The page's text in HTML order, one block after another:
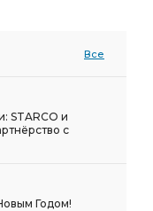
Все
STARCO и
с
Годом!